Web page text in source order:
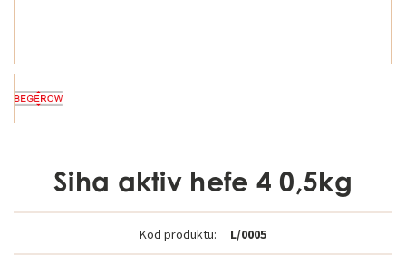
Siha aktiv hefe 4 0,5kg
Kod produktu: L/0005